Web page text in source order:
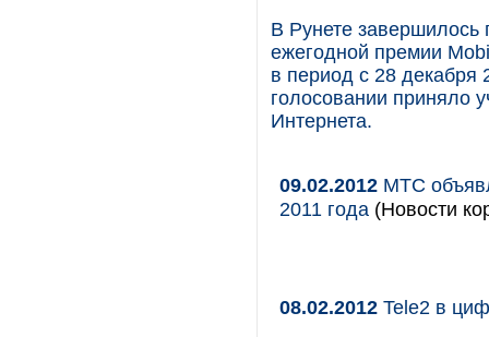
В Рунете завершилось
ежегодной премии
в период с 28 декабря
голосовании приняло
Интернета.
09.02.2012 МТС
2011 года (Новости
08.02.2012 Tele2 в